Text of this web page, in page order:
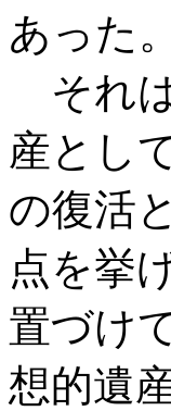
あった。
それ
産とし
の復活
点を挙
置づけ
想的遺